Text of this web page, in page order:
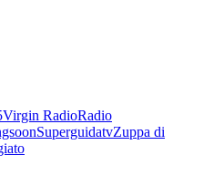
Virgin RadioRadio
SuperguidatvZuppa di